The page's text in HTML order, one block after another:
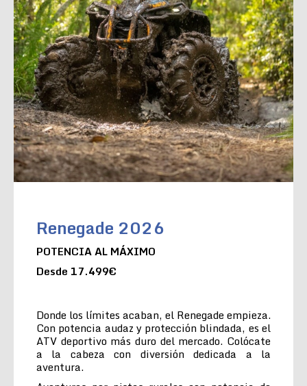
Renegade 2026
POTENCIA AL MÁXIMO
Desde 17.499€
Donde los límites acaban, el Renegade empieza.
Con potencia audaz y protección blindada, es el
ATV deportivo más duro del mercado. Colócate
a la cabeza con diversión dedicada a la
aventura.